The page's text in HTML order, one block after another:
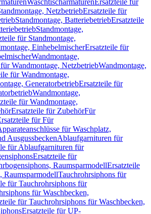
Waschtischarmaturen Ersatzteile für
NetzbetriebErsatzteile für
Standmontage, BatteriebetriebErsatzteile
Standmontage,
für Standmontage,
EinhebelmischerErsatzteile für
Wandmontage,
Wandmontage, NetzbetriebWandmontage,
für Wandmontage,
GeneratorbetriebErsatzteile für
Wandmontage,
für Wandmontage,
Ersatzteile für ZubehörFür
für Für
für Waschplatz,
AusgussbeckenAblaufgarnituren für
für Ablaufgarnituren für
Ersatzteile für
RaumsparmodellErsatzteile
RaumsparmodellTauchrohrsiphons für
für Tauchrohrsiphons für
für Waschbecken,
für Tauchrohrsiphons für Waschbecken,
Ersatzteile für UP-